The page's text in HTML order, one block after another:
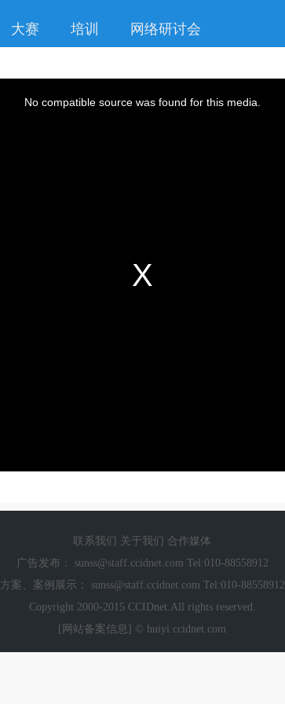
大赛 培训 网络研讨会
No compatible source was found for this media.
联系我们 关于我们 合作媒体
广告发布： sunss@staff.ccidnet.com Tel:010-88558912
方案、案例展示： sunss@staff.ccidnet.com Tel:010-88558912
Copyright 2000-2015 CCIDnet.All rights reserved.
[网站备案信息] © huiyi.ccidnet.com